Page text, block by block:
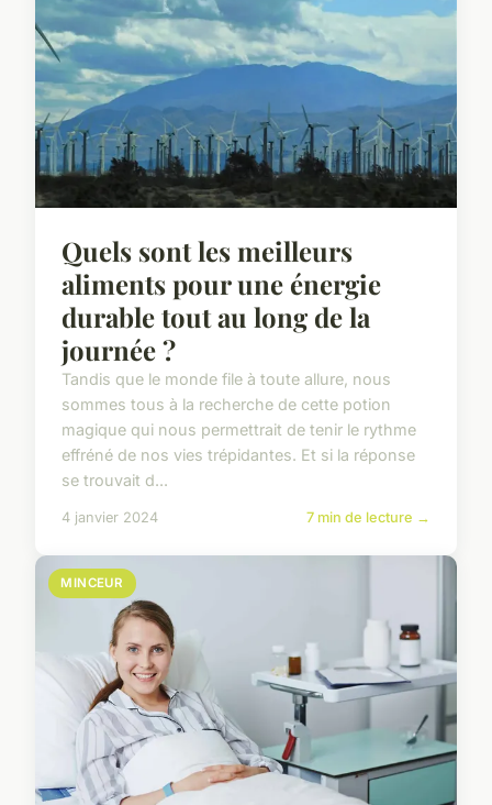
Quels sont les meilleurs
aliments pour une énergie
durable tout au long de la
journée ?
Tandis que le monde file à toute allure, nous
sommes tous à la recherche de cette potion
magique qui nous permettrait de tenir le rythme
effréné de nos vies trépidantes. Et si la réponse
se trouvait d...
4 janvier 2024 7 min de lecture →
MINCEUR